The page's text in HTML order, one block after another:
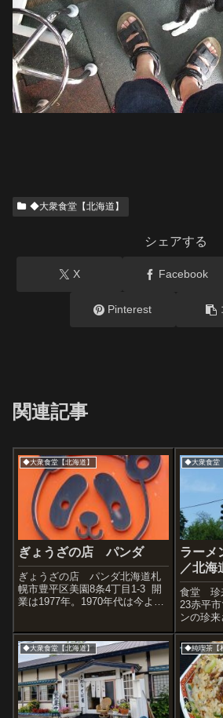
◆大衆食堂【北海道】
シェアする
X Facebook
Pinterest
関連記事
◆大衆食堂【北海道】
ぎょうざの店 パンダ
ぎょうざの店 パンダ北海道札
幌市豊平区美園8条4丁目1-3 開
業は1977年。1970年代は今より
てます。 こんにちは！餃
子持ってるね。 ...
◆大衆食堂
ラー
／北海
食堂 珍
23赤平
ンの珍来
いたの
せんで
した。い
かった
よかっ
その界
◆大衆食堂【北海道】 ◆純喫茶【